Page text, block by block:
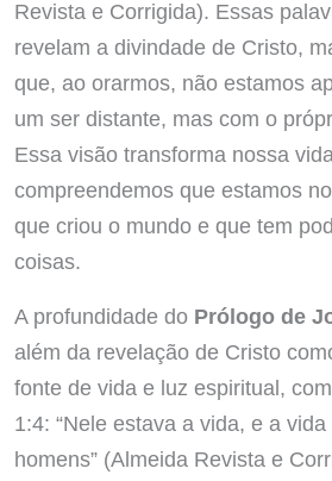
Revista e Corrigida). Essas
revelam a divindade de Cristo,
que, ao orarmos, não estamos
um ser distante, mas com o
Essa visão transforma nossa
compreendemos que estamos
que criou o mundo e que tem
coisas.
A profundidade do Prólogo de
além da revelação de Cristo
fonte de vida e luz espiritual,
1:4: “Nele estava a vida, e a
homens” (Almeida Revista e